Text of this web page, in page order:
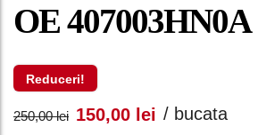
OE 407003HN0A
Reduceri!
250,00lei Prețul
150,00 lei Prețul
/ bucata